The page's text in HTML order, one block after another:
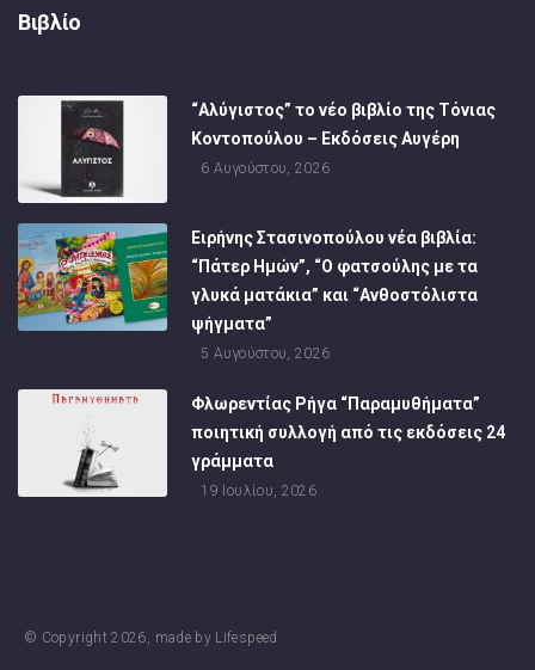
Βιβλίο
“Αλύγιστος” το νέο βιβλίο της Τόνιας
Κοντοπούλου – Εκδόσεις Αυγέρη
6 Αυγούστου, 2026
Ειρήνης Στασινοπούλου νέα βιβλία:
“Πάτερ Ημών”, “Ο φατσούλης με τα
γλυκά ματάκια” και “Ανθοστόλιστα
ψήγματα”
5 Αυγούστου, 2026
Φλωρεντίας Ρήγα “Παραμυθήματα”
ποιητική συλλογή από τις εκδόσεις 24
γράμματα
19 Ιουλίου, 2026
© Copyright2026, made by Lifespeed